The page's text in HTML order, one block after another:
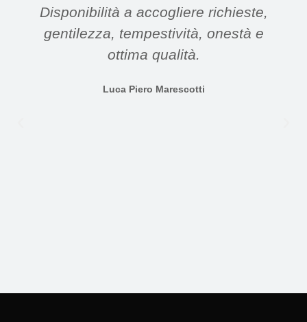
Disponibilità a accogliere richieste,
gentilezza, tempestività, onestà e
ottima qualità.
Luca Piero Marescotti